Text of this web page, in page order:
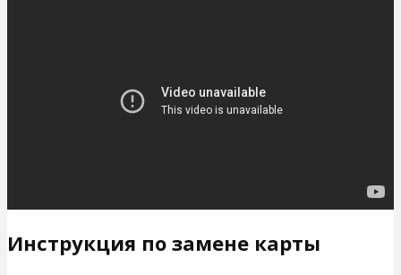
Инструкция по замене карты